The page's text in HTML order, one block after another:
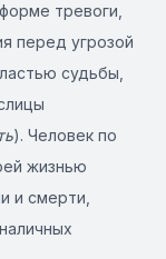
тревоги,
перед угрозой
судьбы,
). Человек по
жизнью
и смерти,